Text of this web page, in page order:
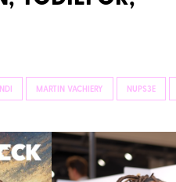
MARTIN VACHIERY NUPS3E